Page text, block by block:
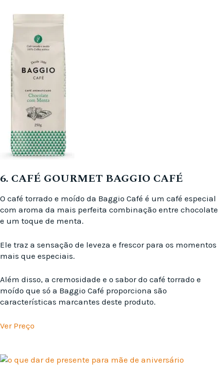
6. CAFÉ GOURMET BAGGIO CAFÉ
O café torrado e moído da Baggio Café é um café especial
com aroma da mais perfeita combinação entre chocolate
e um toque de menta.
Ele traz a sensação de leveza e frescor para os momentos
mais que especiais.
Além disso, a cremosidade e o sabor do café torrado e
moído que só a Baggio Café proporciona são
características marcantes deste produto.
Ver Preço